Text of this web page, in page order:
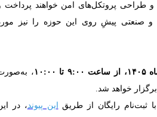
پروتکل‌های امن خواهند پرداخت و
پیشِ روی این حوزه را نیز مورد
، به‌صورت
رایگان از طریقاین پیوند، در این